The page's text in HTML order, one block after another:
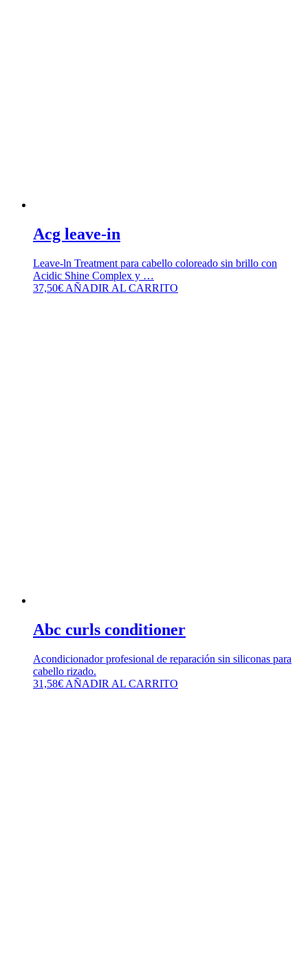
Acg leave-in
Leave-ln Treatment para cabello coloreado sin brillo con
Acidic Shine Complex y …
37,50€ AÑADIR AL CARRITO
Abc curls conditioner
Acondicionador profesional de reparación sin siliconas para
cabello rizado.
31,58€ AÑADIR AL CARRITO